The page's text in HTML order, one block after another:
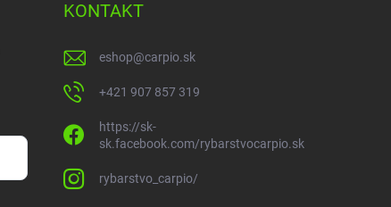
KONTAKT
eshop@carpio.sk
+421 907 857 319
https://sk-
sk.facebook.com/rybarstvocarpio.sk
rybarstvo_carpio/